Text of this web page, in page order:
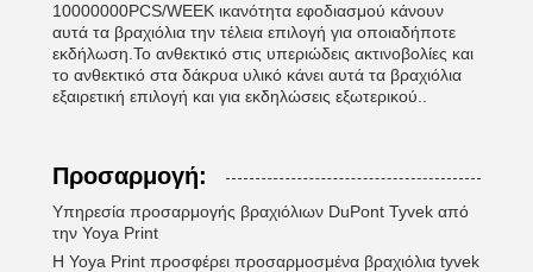
10000000PCS/WEEK ικανότητα εφοδιασμού κάνουν
αυτά τα βραχιόλια την τέλεια επιλογή για οποιαδήποτε
εκδήλωση.Το ανθεκτικό στις υπεριώδεις ακτινοβολίες και
το ανθεκτικό στα δάκρυα υλικό κάνει αυτά τα βραχιόλια
εξαιρετική επιλογή και για εκδηλώσεις εξωτερικού..
Προσαρμογή:
Υπηρεσία προσαρμογής βραχιόλιων DuPont Tyvek από
την Yoya Print
Η Yoya Print προσφέρει προσαρμοσμένα βραχιόλια tyvek